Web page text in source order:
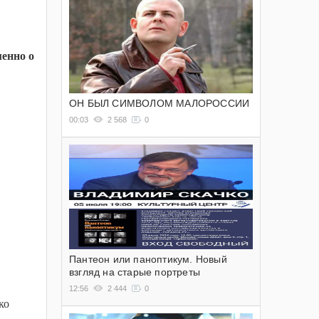
о
ОН БЫЛ СИМВОЛОМ МАЛОРОССИИ
00:03 2 568 0
Пантеон или паноптикум. Новый
взгляд на старые портреты
12:56 2 444 0